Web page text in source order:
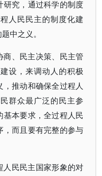
研究，通过科学的制度
人民民主的制度化建
中之义。
、民主决策、民主管
设，来调动人的积极
推动和确保全过程人
群众最广泛的民主参
本要求，全过程人民
，而且要有完整的参与
人民民主国家形象的对